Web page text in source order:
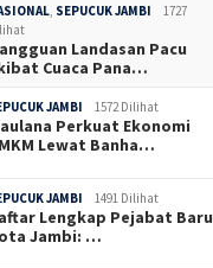
SEPUCUK JAMBI
1727
Landasan Pacu
Cuaca Pana…
JAMBI 1572 Dilihat
Perkuat Ekonomi
Lewat Banha…
JAMBI 1491 Dilihat
Lengkap Pejabat Baru
Jambi: …